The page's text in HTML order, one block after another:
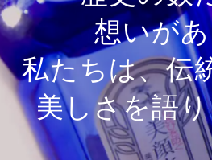
想いが
私たちは、伝
美しさを語
明日も美
10年後はもっ